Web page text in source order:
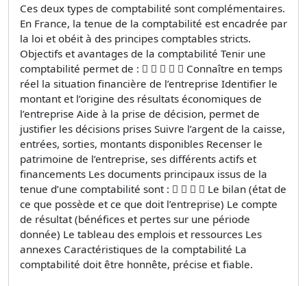
Ces deux types de comptabilité sont complémentaires.
En France, la tenue de la comptabilité est encadrée par
la loi et obéit à des principes comptables stricts.
Objectifs et avantages de la comptabilité Tenir une
comptabilité permet de :      Connaître en temps
réel la situation financière de l’entreprise Identifier le
montant et l’origine des résultats économiques de
l’entreprise Aide à la prise de décision, permet de
justifier les décisions prises Suivre l’argent de la caisse,
entrées, sorties, montants disponibles Recenser le
patrimoine de l’entreprise, ses différents actifs et
financements Les documents principaux issus de la
tenue d’une comptabilité sont :     Le bilan (état de
ce que possède et ce que doit l’entreprise) Le compte
de résultat (bénéfices et pertes sur une période
donnée) Le tableau des emplois et ressources Les
annexes Caractéristiques de la comptabilité La
comptabilité doit être honnête, précise et fiable.